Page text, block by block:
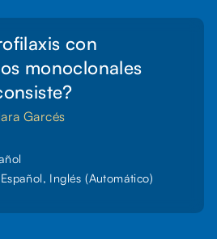
con
monoclonales
Garcés
Español, Inglés (Automático)